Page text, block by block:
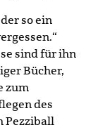
so ein
sind für ihn
Bücher,
zum
des
Pezziball